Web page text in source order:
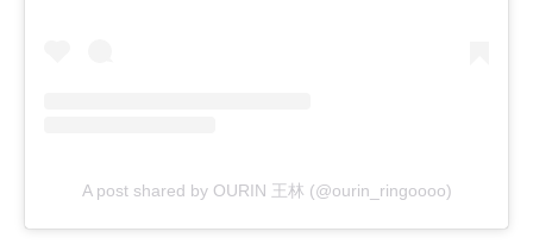
A post shared by OURIN 王林 (@ourin_ringoooo)